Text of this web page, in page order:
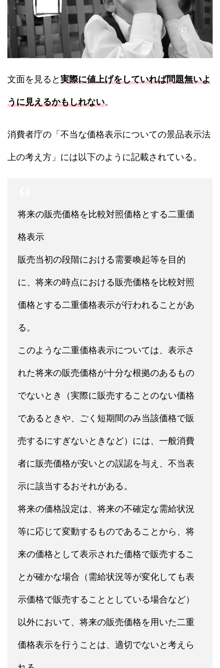
文面を見ると実際に値上げをしていれば問題無いよ
うに見えるかもしれない。
消費者庁の「不当な価格表示についての景品表示法
上の考え方」には以下のように記載されている。
将来の販売価格を比較対照価格とする二重価
格表示
販売当初の段階における需要喚起等を目的
に、将来の時点における販売価格を比較対照
価格とする二重価格表示が行われることがあ
る。
このような二重価格表示については、表示さ
れた将来の販売価格が十分な根拠のあるもの
でないとき（実際に販売することのない価格
であるときや、ごく短期間のみ当該価格で販
売するにすぎないときなど）には、一般消費
者に販売価格が安いとの誤認を与え、不当表
示に該当するおそれがある。
将来の価格設定は、将来の不確定な需給状況
等に応じて変動するものであることから、将
来の価格として表示された価格で販売するこ
とが確かな場合（需給状況等が変化しても表
示価格で販売することとしている場合など）
以外において、将来の販売価格を用いた二重
価格表示を行うことは、適切でないと考えら